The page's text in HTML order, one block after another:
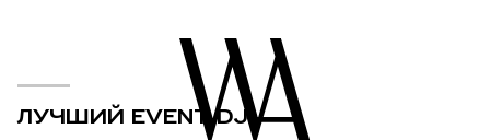
ЛУЧШИЙ EVENT DJ